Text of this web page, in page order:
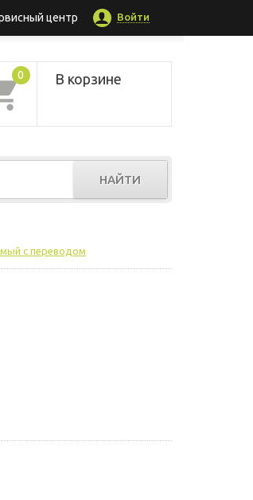
центр Войти
0 В корзине
НАЙТИ
с переводом